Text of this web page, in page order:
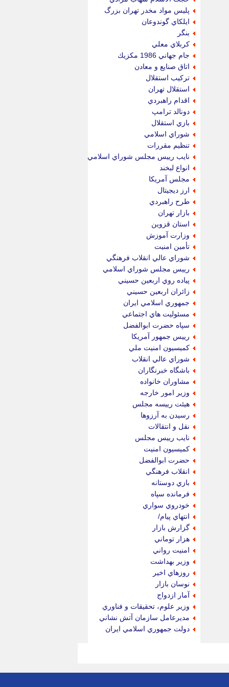
پليس مواد مخدر تهران بزرگ
ايلكاي گوندوعان
بنگر
كربلاي معلي
جام جهاني 1986 مكزيك
اتاق صنايع و معادن
تركيب استقلال
استقلال تهران
اقدام راهبردي
دونالد ترامپ
بازي استقلال
شوراي اسلامي
تنظيم مقررات
نايب رييس مجلس شوراي اسلامي
انواع لبخند
مجلس آمريكا
ارز ديجيتال
طرح راهبردي
بازار تهران
استان قزوين
وزارت آموزش
تأمين امنيت
شوراي عالي انقلاب فرهنگي
رييس مجلس شوراي اسلامي
پياده روي اربعين حسيني
زائران اربعين حسيني
جمهوري اسلامي ايران
مسئوليت هاي اجتماعي
سپاه حضرت ابوالفضل
رييس جمهور آمريكا
كميسيون امنيت ملي
شوراي عالي انقلاب
باشگاه خبرنگاران
مشاوران خانواده
وزير امور خارجه
هيئت رييسه مجلس
رسيدن به آرزوها
نقل و انتقالات
نايب رييس مجلس
كميسيون امنيت
حضرت ابوالفضل
انقلاب فرهنگي
بازي دوستانه
فرمانده سپاه
خودروي سواري
انتهاي پيام/
گزارش بازار
هزار توماني
امنيت رواني
وزير بهداشت
روزهاي اخير
نوسان بازار
آمار ازدواج
وزير علوم، تحقيقات و فناوري
مديرعامل سازمان آتش نشاني
دولت جمهوري اسلامي ايران